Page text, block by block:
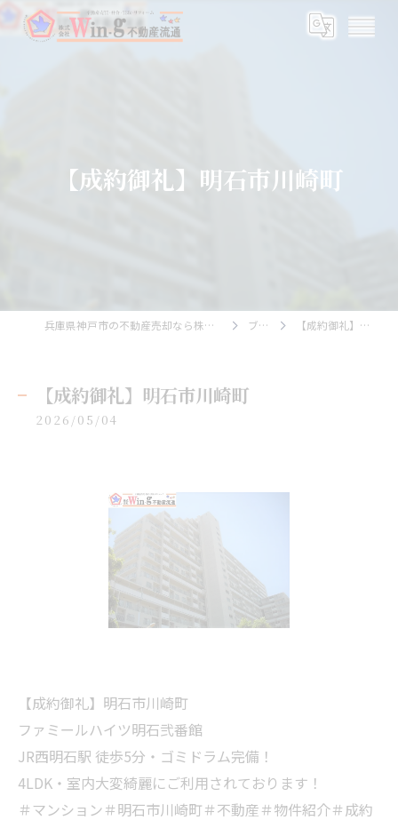
【成約御礼】明石市川崎町
兵庫県神戸市の不動産売却なら株式会社Wing不動産流通 ブログ 【成約御礼】明石市川崎町
【成約御礼】明石市川崎町
2026/05/04
【成約御礼】明石市川崎町
ファミールハイツ明石弐番館
JR西明石駅 徒歩5分・ゴミドラム完備！
4LDK・室内大変綺麗にご利用されております！
＃マンション＃明石市川崎町＃不動産＃物件紹介＃成約